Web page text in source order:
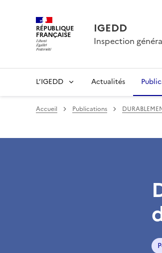
RÉPUBLIQUE
FRANÇAISE IGEDD
Inspection
L’IGEDD Actualités
Accueil Publications